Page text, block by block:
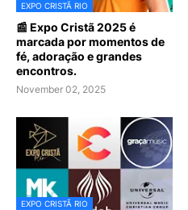
EXPO CRISTÃ RIO
📰 Expo Cristã 2025 é
marcada por momentos de
fé, adoração e grandes
encontros.
November 02, 2025
EXPO CRISTÃ RIO